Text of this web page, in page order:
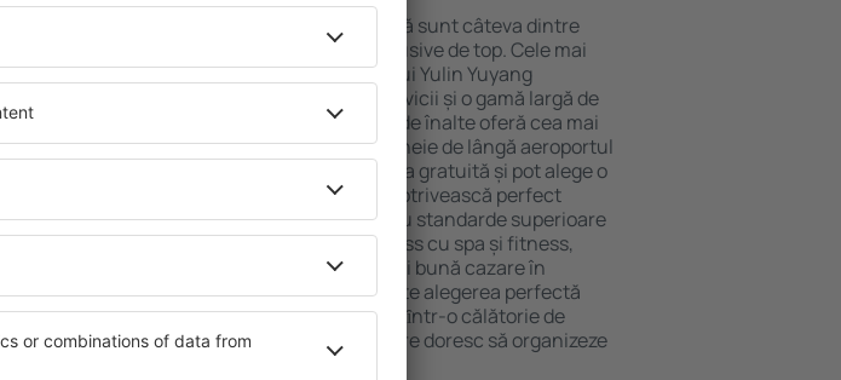
Varietatea serviciilor și o locație atractivă sunt câteva dintre
elementele cheie ale unui hotel All-Inclusive de top. Cele mai
bune hoteluri din apropierea aeroportului Yulin Yuyang
garantează cel mai înalt standard de servicii și o gamă largă de
facilități. Unitățile de cazare cu standarde înalte oferă cea mai
bună locație, în apropiere de atracţiile cheie de lângă aeroportul
Yulin Yuyang. Oaspeții pot folosi parcarea gratuită și pot alege o
cameră sau un apartament care să se potrivească perfect
nevoilor lor. Este probabil ca hotelurile cu standarde superioare
să ofere un meniu variat, zone de wellness cu spa și fitness,
precum și activități pentru copii. Cea mai bună cazare în
apropierea aeroportului Yulin Yuyang este alegerea perfectă
pentru cupluri, familii și persoane aflate ȋntr-o călătorie de
afaceri, precum și pentru companiile care doresc să organizeze